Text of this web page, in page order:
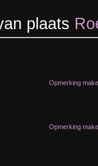
plaats
Opmerking
Opmerking